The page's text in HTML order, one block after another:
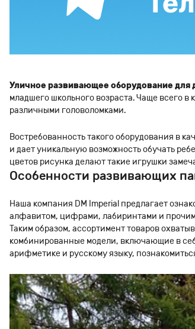
Уличное развивающее оборудование для
младшего школьного возраста. Чаще всего
различными головоломками.
Востребованность такого оборудования в
и дает уникальную возможность обучать
цветов рисунка делают такие игрушки
Особенности развивающих
Наша компания DM Imperial предлагает
алфавитом, цифрами, лабиринтами и
Таким образом, ассортимент товаров
комбинированные модели, включающие в
арифметике и русскому языку,